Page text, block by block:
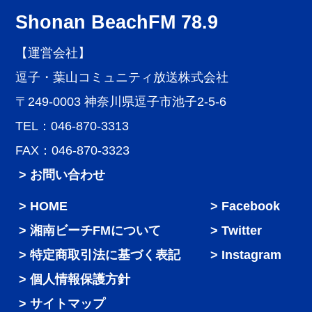
Shonan BeachFM 78.9
【運営会社】
逗子・葉山コミュニティ放送株式会社
〒249-0003 神奈川県逗子市池子2-5-6
TEL：046-870-3313
FAX：046-870-3323
> お問い合わせ
HOME
湘南ビーチFMについて
特定商取引法に基づく表記
個人情報保護方針
サイトマップ
Facebook
Twitter
Instagram